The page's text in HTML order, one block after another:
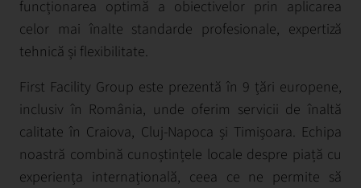
funcționarea optimă a obiectivelor prin aplicarea
celor mai înalte standarde profesionale, expertiză
tehnică și flexibilitate.
First Facility Group este prezentă în 9 țări europene,
inclusiv în România, unde oferim servicii de înaltă
calitate în Craiova, Cluj-Napoca și Timișoara. Echipa
noastră combină cunoștințele locale despre piață cu
experiența internațională, ceea ce ne permite să